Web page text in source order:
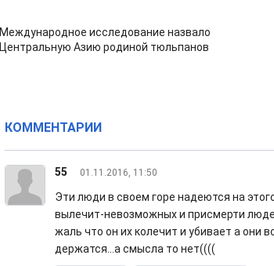
Международное исследование назвало
Центральную Азию родиной тюльпанов
КОММЕНТАРИИ
55 01.11.2016, 11:50
Эти люди в своем горе надеются на
вылечит-невозможных и присмерти
жаль что он их колечит и убивает а они
держатся...а смысла то нет((((